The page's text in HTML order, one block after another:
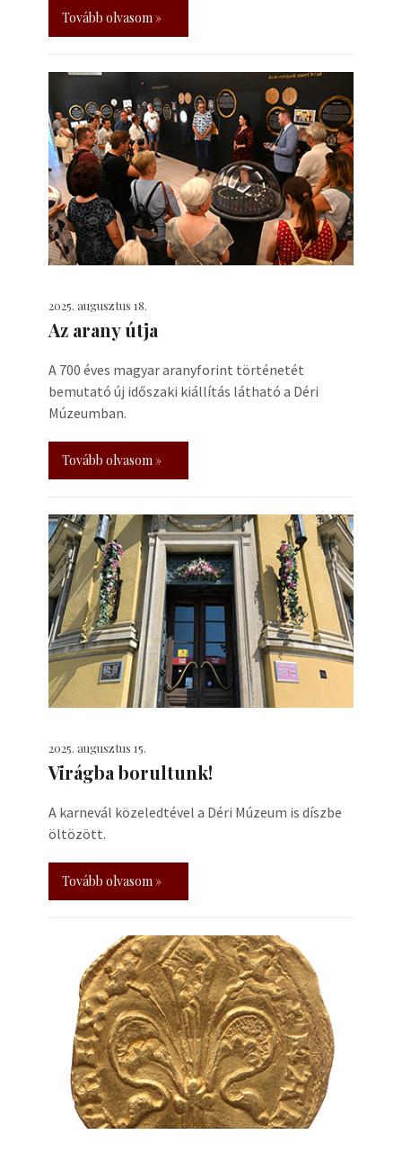
Tovább olvasom »
2025. augusztus 18.
Az arany útja
A 700 éves magyar aranyforint történetét
bemutató új időszaki kiállítás látható a Déri
Múzeumban.
Tovább olvasom »
2025. augusztus 15.
Virágba borultunk!
A karnevál közeledtével a Déri Múzeum is díszbe
öltözött.
Tovább olvasom »